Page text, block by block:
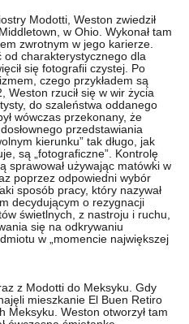
Modotti, Weston zwiedził
w Ohio. Wykonał tam
zwrotnym w jego karierze.
od charakterystycznego dla
się fotografii czystej. Po
czego przykładem są
Weston rzucił się w wir życia
do szaleństwa oddanego
wówczas przekonany, że
przedstawiania
kierunku” tak długo, jak
są „fotograficzne”. Kontrolę
sprawował używając matówki w
poprzez odpowiedni wybór
sposób pracy, który nazywał
decydującym o rezygnacji
świetlnych, z nastroju i ruchu,
się na odkrywaniu
w „momencie największej
z Modotti do Meksyku. Gdy
mieszkanie El Buen Retiro
Meksyku. Weston otworzył tam